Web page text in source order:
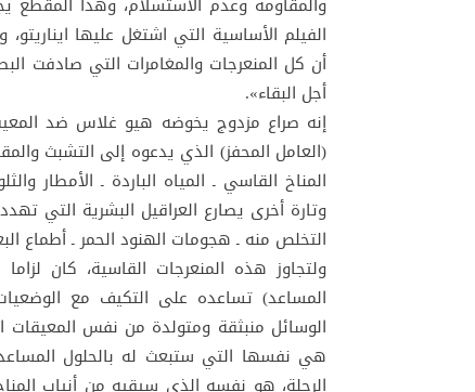
الفيلم الأساسية التي اشتغل عليها
أن كل المنعرجات والمغامرات التي صادفت
أجل البقاء».
إنه صراع مزدوج يخوضه هيو غلاس ضد
(العامل المحفز) الذي يدعوه إلى التشبث
المناخ القاسي ـ المياه الباردة ـ الأمطار
وتارة أخرى يصارع العراقيل البشرية التي
التخلص منه ـ هجومات الهنود الحمر ـ أطماع
ولتجاوز هذه المنعرجات القاسية، كان
المساعد) تساعده على التكيف مع
الوسائل منبثقة ومتولدة من نفس المعيقات
هي نفسها التي ستبعث له بالحلول
الرحلة، هو نفسه الذي سيقيه من أنياب